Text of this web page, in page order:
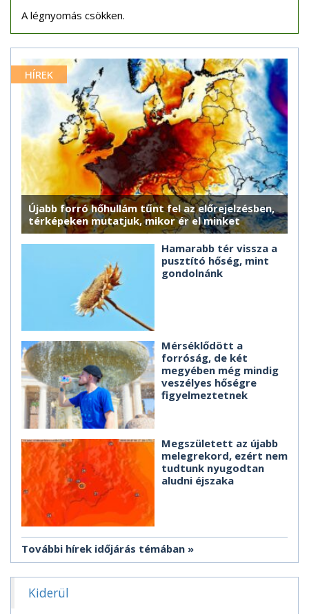
A légnyomás csökken.
HÍREK
Újabb forró hőhullám tűnt fel az előrejelzésben,
térképeken mutatjuk, mikor ér el minket
Hamarabb tér vissza a
pusztító hőség, mint
gondolnánk
Mérséklődött a
forróság, de két
megyében még mindig
veszélyes hőségre
figyelmeztetnek
Megszületett az újabb
melegrekord, ezért nem
tudtunk nyugodtan
aludni éjszaka
További hírek időjárás témában
Kiderül